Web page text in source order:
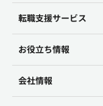
転職支援サービス
お役立ち情報
会社情報